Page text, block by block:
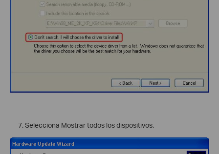
Selecciona Mostrar todos los dispositivos.